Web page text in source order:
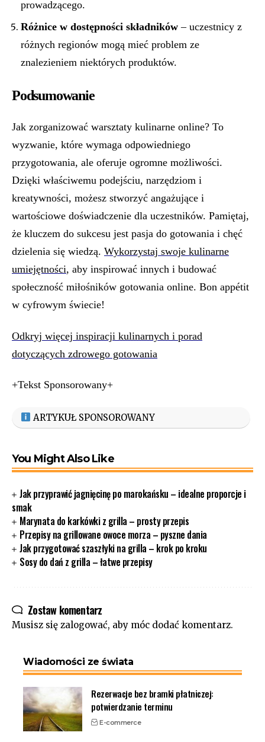
prowadzącego.
Różnice w dostępności składników – uczestnicy z
różnych regionów mogą mieć problem ze
znalezieniem niektórych produktów.
Podsumowanie
Jak zorganizować warsztaty kulinarne online? To
wyzwanie, które wymaga odpowiedniego
przygotowania, ale oferuje ogromne możliwości.
Dzięki właściwemu podejściu, narzędziom i
kreatywności, możesz stworzyć angażujące i
wartościowe doświadczenie dla uczestników. Pamiętaj,
że kluczem do sukcesu jest pasja do gotowania i chęć
dzielenia się wiedzą. Wykorzystaj swoje kulinarne
umiejętności, aby inspirować innych i budować
społeczność miłośników gotowania online. Bon appétit
w cyfrowym świecie!
Odkryj więcej inspiracji kulinarnych i porad
dotyczących zdrowego gotowania
+Tekst Sponsorowany+
ARTYKUŁ SPONSOROWANY
You Might Also Like
Jak przyprawić jagnięcinę po marokańsku – idealne proporcje i
smak
Marynata do karkówki z grilla – prosty przepis
Przepisy na grillowane owoce morza – pyszne dania
Jak przygotować szaszłyki na grilla – krok po kroku
Sosy do dań z grilla – łatwe przepisy
Zostaw komentarz
Musisz się zalogować, aby móc dodać komentarz.
Wiadomości ze świata
Rezerwacje bez bramki płatniczej:
potwierdzanie terminu
E-commerce